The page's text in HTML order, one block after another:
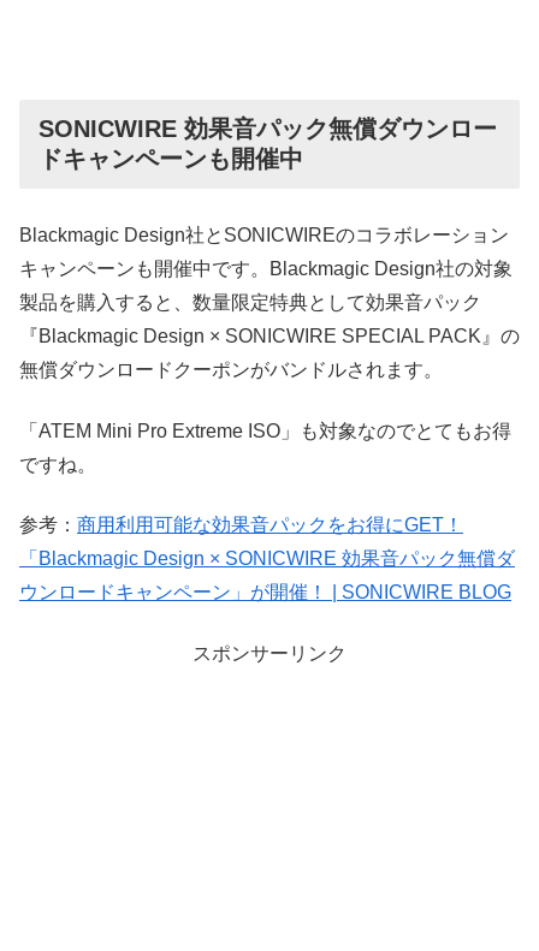
SONICWIRE 効果音パック無償ダウンロー
ドキャンペーンも開催中
Blackmagic Design社とSONICWIREのコラボレーション
キャンペーンも開催中です。Blackmagic Design社の対象
製品を購入すると、数量限定特典として効果音パック
『Blackmagic Design × SONICWIRE SPECIAL PACK』の
無償ダウンロードクーポンがバンドルされます。
「ATEM Mini Pro Extreme ISO」も対象なのでとてもお得
ですね。
参考： 商用利用可能な効果音パックをお得にGET！
「Blackmagic Design × SONICWIRE 効果音パック無償ダ
ウンロードキャンペーン」が開催！ | SONICWIRE BLOG
スポンサーリンク